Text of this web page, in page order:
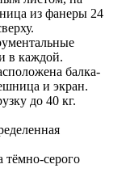
из фанеры 24
в каждой.
балка-
и экран.
до 40 кг.
тёмно-серого